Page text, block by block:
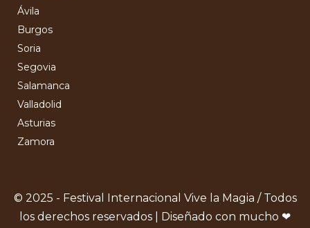
Ávila
Burgos
Soria
Segovia
Salamanca
Valladolid
Asturias
Zamora
© 2025 - Festival Internacional Vive la Magia / Todos
los derechos reservados | Diseñado con mucho ❤